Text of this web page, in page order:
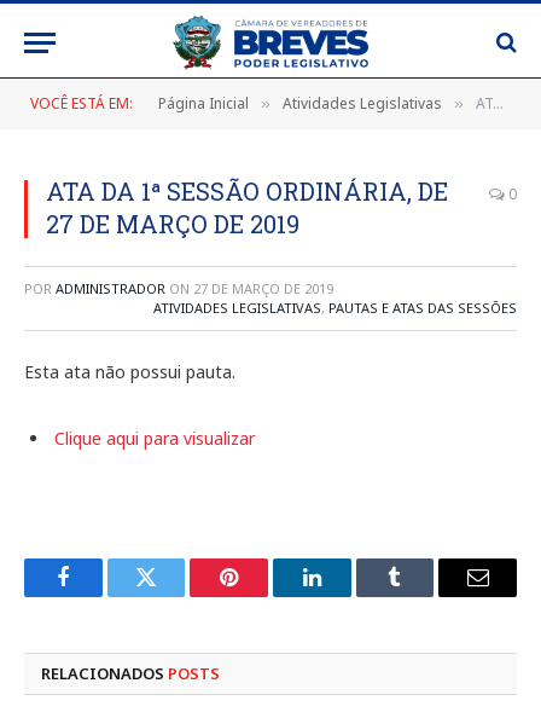
VOCÊ ESTÁ EM: Página Inicial » Atividades Legislativas » ATA DA 1ª SESSÃO ORDINÁRIA, DE 27 DE MARÇO DE 2019
ATA DA 1ª SESSÃO ORDINÁRIA, DE
27 DE MARÇO DE 2019
0
POR ADMINISTRADOR ON 27 DE MARÇO DE 2019
ATIVIDADES LEGISLATIVAS, PAUTAS E ATAS DAS SESSÕES
Esta ata não possui pauta.
Clique aqui para visualizar
FacebookTwitter Pinterest LinkedInTumblr
E-
RELACIONADOS POSTS